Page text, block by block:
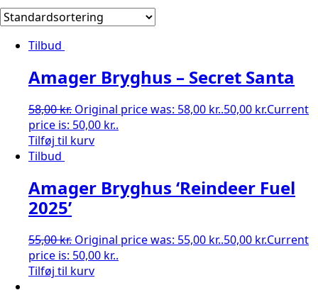
Tilbud
Amager Bryghus – Secret Santa
58,00kr. Original price was: 58,00 kr..50,00 kr.Current
price is: 50,00 kr..
Tilføj til kurv
Tilbud
Amager Bryghus ‘Reindeer Fuel
2025’
55,00kr. Original price was: 55,00 kr..50,00 kr.Current
price is: 50,00 kr..
Tilføj til kurv